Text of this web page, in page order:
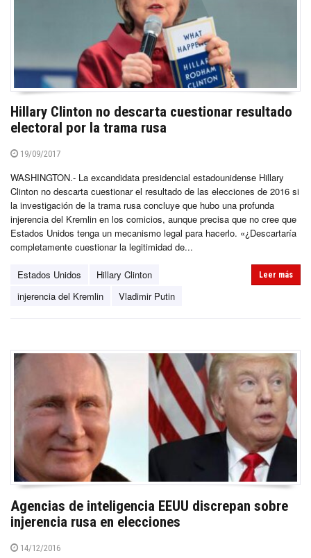
Hillary Clinton no descarta cuestionar resultado
electoral por la trama rusa
19/09/2017
WASHINGTON.- La excandidata presidencial estadounidense Hillary
Clinton no descarta cuestionar el resultado de las elecciones de 2016 si
la investigación de la trama rusa concluye que hubo una profunda
injerencia del Kremlin en los comicios, aunque precisa que no cree que
Estados Unidos tenga un mecanismo legal para hacerlo. «¿Descartaría
completamente cuestionar la legitimidad de...
Estados Unidos
Hillary Clinton
injerencia del Kremlin
Vladimir Putin
Leer más
Agencias de inteligencia EEUU discrepan sobre
injerencia rusa en elecciones
14/12/2016